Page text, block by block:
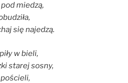
miedzą,
się najedzą.
w bieli,
starej sosny,
pościeli,